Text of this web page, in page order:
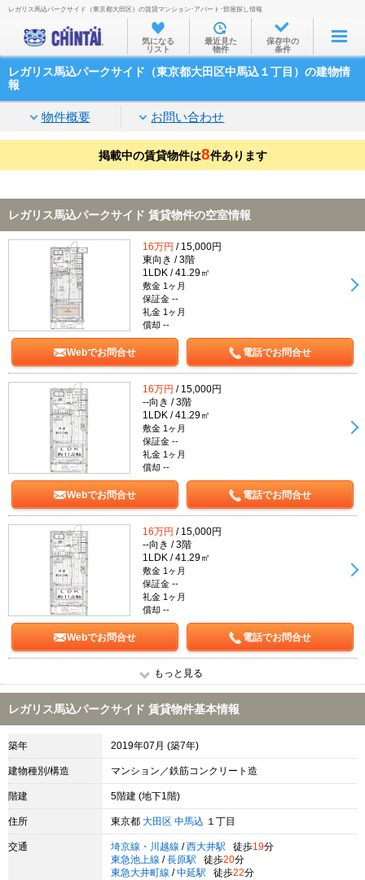
お部屋を探す
沿線・駅から
家賃相場から
通勤通学時間から
物件特集から
不動産会社から
レガリス馬込パークサイド（東京都大田区）の賃貸マンション･アパート･部屋探し情報
気になる
リスト
最近見た
物件
保存中の
条件
レガリス馬込パークサイド（東京都大田区中馬込１丁目）の建物情
報
物件概要 お問い合わせ
掲載中の賃貸物件は8件あります
レガリス馬込パークサイド 賃貸物件の空室情報
16万円 / 15,000円
東向き / 3階
1LDK / 41.29㎡
敷金 1ヶ月
保証金 --
礼金 1ヶ月
償却 --
Webでお問合せ 電話でお問合せ
16万円 / 15,000円
--向き / 3階
1LDK / 41.29㎡
敷金 1ヶ月
保証金 --
礼金 1ヶ月
償却 --
Webでお問合せ 電話でお問合せ
16万円 / 15,000円
--向き / 3階
1LDK / 41.29㎡
敷金 1ヶ月
保証金 --
礼金 1ヶ月
償却 --
Webでお問合せ 電話でお問合せ
もっと見る
レガリス馬込パークサイド 賃貸物件基本情報
築年 2019年07月 (築7年)
建物種別/構造 マンション／鉄筋コンクリート造
階建 5階建 (地下1階)
住所 東京都 大田区 中馬込 １丁目
交通 埼京線・川越線 / 西大井駅 徒歩19分
東急池上線 / 長原駅 徒歩20分
東急大井町線 / 中延駅 徒歩22分